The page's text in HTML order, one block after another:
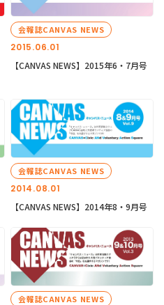
2015.06.01
会報誌CANVAS NEWS
【CANVAS NEWS】2015年6・7月号
2014.08.01
会報誌CANVAS NEWS
【CANVAS NEWS】2014年8・9月号
会報誌CANVAS NEWS